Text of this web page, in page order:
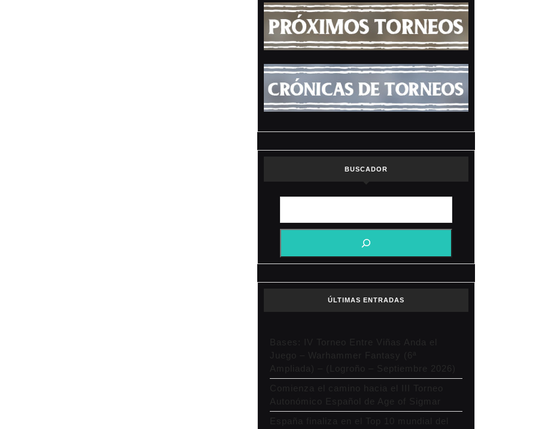
BUSCADOR
ÚLTIMAS ENTRADAS
Bases: IV Torneo Entre Viñas Anda el
Juego – Warhammer Fantasy (6ª
Ampliada) – (Logroño – Septiembre 2026)
Comienza el camino hacia el III Torneo
Autonómico Español de Age of Sigmar
España finaliza en el Top 10 mundial del